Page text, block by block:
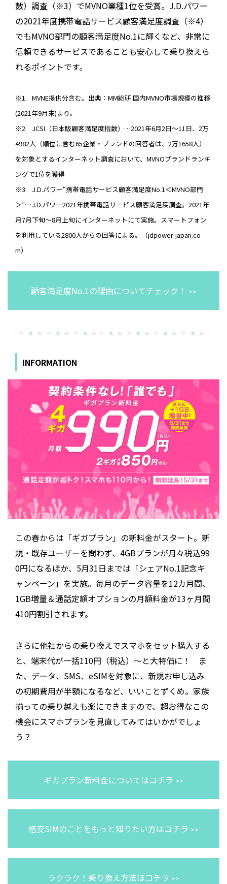
数）調査（※3）でMVNO業種1位を受賞。J.D.パワー
の2021年度携帯電話サービス顧客満足度調査（※4）
でもMVNO部門の顧客満足度No.1に輝くなど、非常に
信頼できるサービスであることも安心して乗り換えら
れるポイントです。
※1 MVNE提供分含む。出典：MM総研 国内MVNO市場規模の推移
(2021年9月末)より。
※2 JCSI（日本版顧客満足度指数）…2021年6月2日～11日、2万
4982人（順位に含む65企業・ブランドの回答者は、2万1658人）
を対象とするインターネット調査において、MVNOブランドランキ
ングで1位を獲得
※3 J.D.パワー“携帯電話サービス顧客満足度No.1＜MVNO部門
＞”…J.D.パワー2021年携帯電話サービス顧客満足度調査。2021年
月7月下旬～8月上旬にインターネットにて実施。スマートフォン
を利用している2800人からの回答による。（jdpower-japan.co
m）
顧客満足度No.1の理由についてチェック！ >>
INFORMATION
この春からは「ギガプラン」の新料金がスタート。新
規・既存ユーザーを問わず、4GBプランが月々税込99
0円になるほか、5月31日までは「シェアNo.1記念キ
ャンペーン」を実施。毎月のデータ容量を12カ月間、
1GB増量＆通話定額オプションの月額料金が13ヶ月間
410円割引されます。
さらに他社からの乗り換えでスマホをセット購入する
と、端末代が一括110円（税込）〜と大特価に！ ま
た、データ、SMS、eSIMを対象に、新規お申し込み
の初期費用が半額になるなど、いいことずくめ。家族
揃っての乗り越えも楽にできますので、超お得なこの
機会にスマホプランを見直してみてはいかがでしょ
う？
ギガプラン新料金についてはコチラ >>
格安SIMのことをもっと知りたい方はコチラ >>
ラクラク！乗り換え方法ほコチラ >>